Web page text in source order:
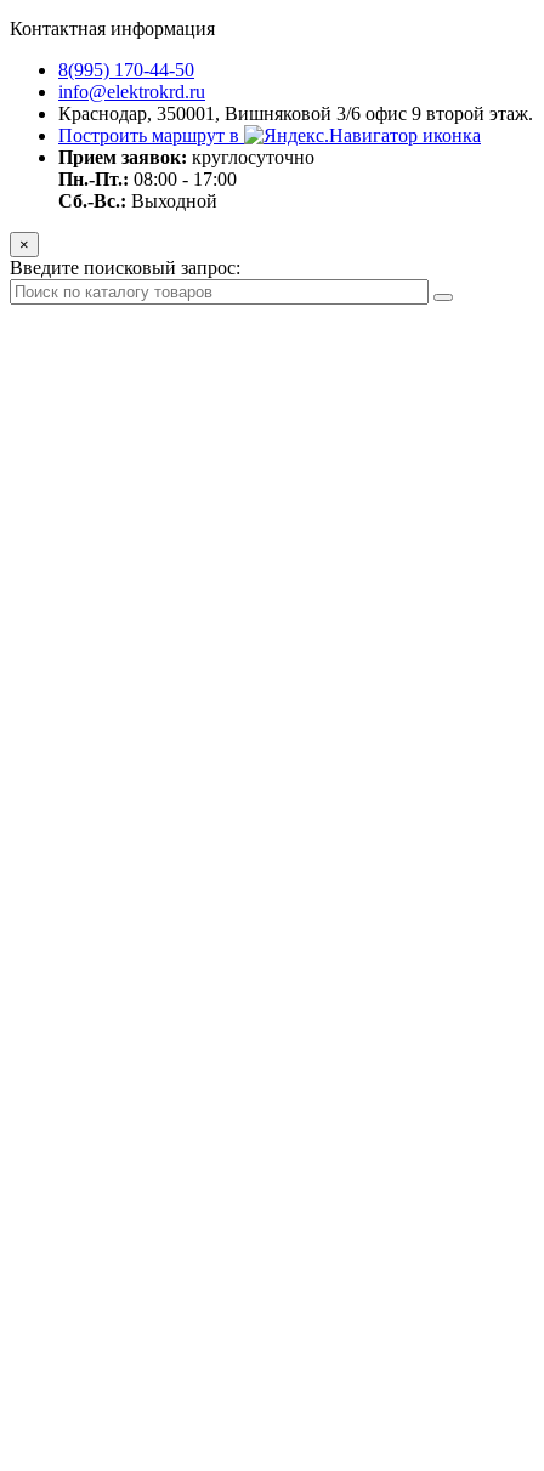
Контактная информация
8(995) 170-44-50
info@elektrokrd.ru
Краснодар, 350001, Вишняковой 3/6 офис 9 второй этаж.
Построить маршрут в
Прием заявок: круглосуточно
Пн.-Пт.: 08:00 - 17:00
Сб.-Вс.: Выходной
×
Введите поисковый запрос: